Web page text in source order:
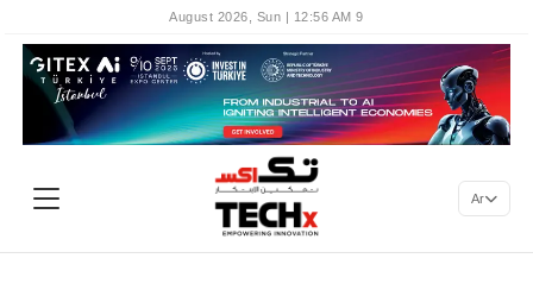
9 August 2026, Sun | 12:56 AM
Ar